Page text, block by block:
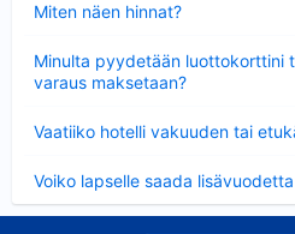
Miten näen hinnat?
Minulta pyydetään luottokorttini
varaus maksetaan?
Vaatiiko hotelli vakuuden tai
Voiko lapselle saada